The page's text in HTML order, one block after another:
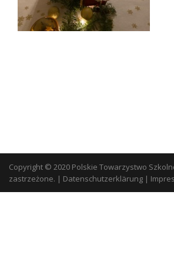
Copyright © 2020 Polskie Towarzystwo
zastrzeżone. | Datenschutzerklärung |